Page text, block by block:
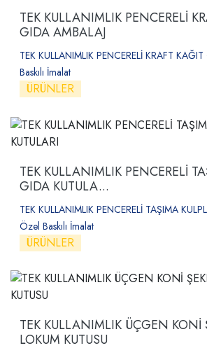
TEK KULLANIMLIK PENCERELİ
GIDA AMBALAJ
TEK KULLANIMLIK PENCERELİ KRAFT
Baskılı İmalat
ÜRÜNLER
TEK KULLANIMLIK PENCERELİ
GIDA KUTULA...
TEK KULLANIMLIK PENCERELİ TAŞIMA
Özel Baskılı İmalat
ÜRÜNLER
TEK KULLANIMLIK ÜÇGEN KONİ
LOKUM KUTUSU